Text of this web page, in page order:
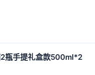
瓶手提礼盒款500ml*2